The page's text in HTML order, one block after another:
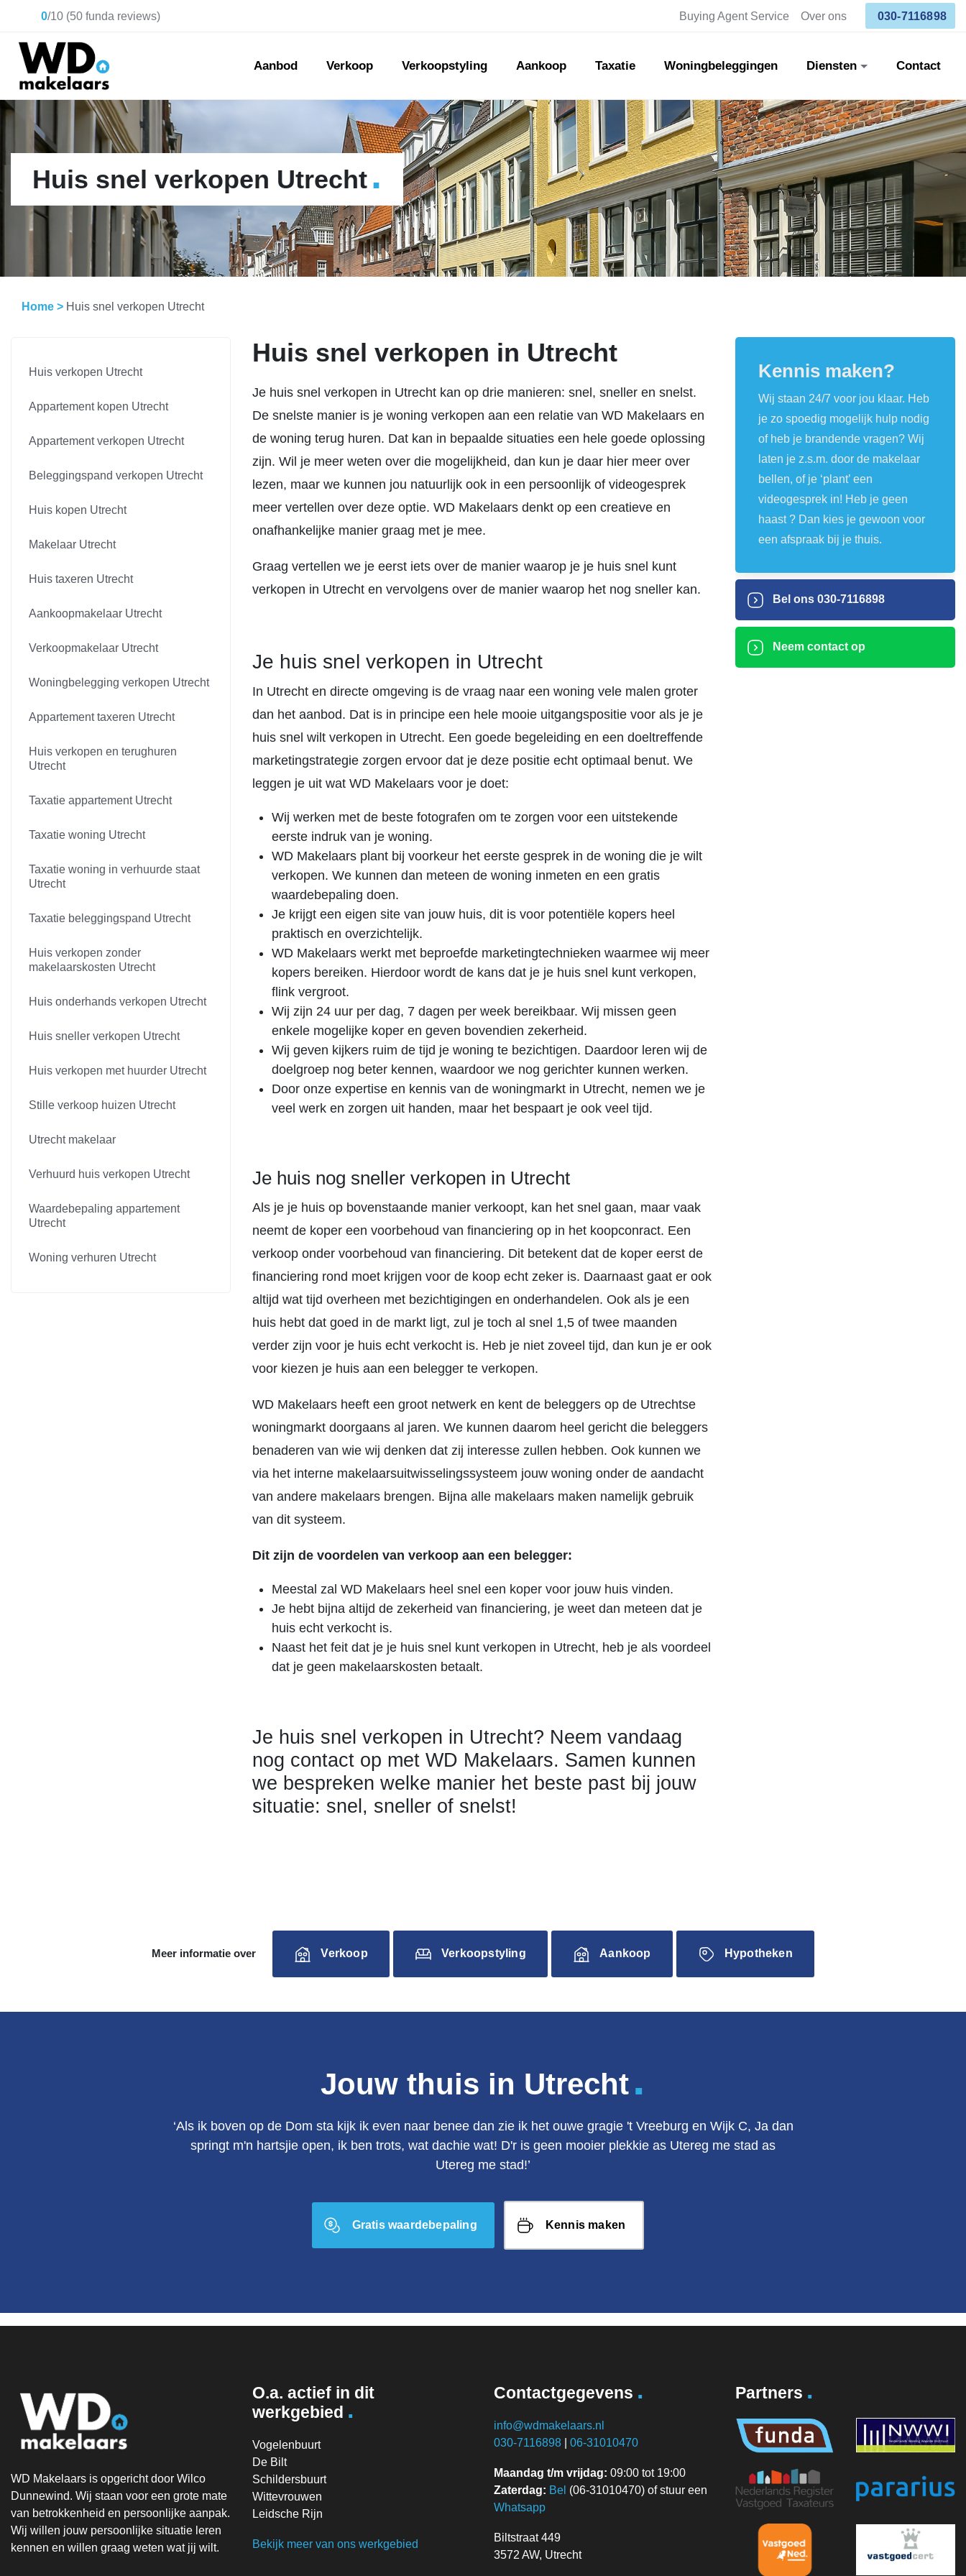
0/10 (50 funda reviews) Buying Agent Service Over ons 030-7116898
Aanbod Verkoop Verkoopstyling Aankoop Taxatie Woningbeleggingen Diensten Contact
Huis snel verkopen Utrecht.
Home > Huis snel verkopen Utrecht
Huis verkopen Utrecht
Appartement kopen Utrecht
Appartement verkopen Utrecht
Beleggingspand verkopen Utrecht
Huis kopen Utrecht
Makelaar Utrecht
Huis taxeren Utrecht
Aankoopmakelaar Utrecht
Verkoopmakelaar Utrecht
Woningbelegging verkopen Utrecht
Appartement taxeren Utrecht
Huis verkopen en terughuren
Utrecht
Taxatie appartement Utrecht
Taxatie woning Utrecht
Taxatie woning in verhuurde staat
Utrecht
Taxatie beleggingspand Utrecht
Huis verkopen zonder
makelaarskosten Utrecht
Huis onderhands verkopen Utrecht
Huis sneller verkopen Utrecht
Huis verkopen met huurder Utrecht
Stille verkoop huizen Utrecht
Utrecht makelaar
Verhuurd huis verkopen Utrecht
Waardebepaling appartement
Utrecht
Woning verhuren Utrecht
Huis snel verkopen in Utrecht
Je huis snel verkopen in Utrecht kan op drie manieren: snel, sneller en snelst.
De snelste manier is je woning verkopen aan een relatie van WD Makelaars en
de woning terug huren. Dat kan in bepaalde situaties een hele goede oplossing
zijn. Wil je meer weten over die mogelijkheid, dan kun je daar hier meer over
lezen, maar we kunnen jou natuurlijk ook in een persoonlijk of videogesprek
meer vertellen over deze optie. WD Makelaars denkt op een creatieve en
onafhankelijke manier graag met je mee.
Graag vertellen we je eerst iets over de manier waarop je je huis snel kunt
verkopen in Utrecht en vervolgens over de manier waarop het nog sneller kan.
Je huis snel verkopen in Utrecht
In Utrecht en directe omgeving is de vraag naar een woning vele malen groter
dan het aanbod. Dat is in principe een hele mooie uitgangspositie voor als je je
huis snel wilt verkopen in Utrecht. Een goede begeleiding en een doeltreffende
marketingstrategie zorgen ervoor dat je deze positie echt optimaal benut. We
leggen je uit wat WD Makelaars voor je doet:
Wij werken met de beste fotografen om te zorgen voor een uitstekende
eerste indruk van je woning.
WD Makelaars plant bij voorkeur het eerste gesprek in de woning die je wilt
verkopen. We kunnen dan meteen de woning inmeten en een gratis
waardebepaling doen.
Je krijgt een eigen site van jouw huis, dit is voor potentiële kopers heel
praktisch en overzichtelijk.
WD Makelaars werkt met beproefde marketingtechnieken waarmee wij meer
kopers bereiken. Hierdoor wordt de kans dat je je huis snel kunt verkopen,
flink vergroot.
Wij zijn 24 uur per dag, 7 dagen per week bereikbaar. Wij missen geen
enkele mogelijke koper en geven bovendien zekerheid.
Wij geven kijkers ruim de tijd je woning te bezichtigen. Daardoor leren wij de
doelgroep nog beter kennen, waardoor we nog gerichter kunnen werken.
Door onze expertise en kennis van de woningmarkt in Utrecht, nemen we je
veel werk en zorgen uit handen, maar het bespaart je ook veel tijd.
Je huis nog sneller verkopen in Utrecht
Als je je huis op bovenstaande manier verkoopt, kan het snel gaan, maar vaak
neemt de koper een voorbehoud van financiering op in het koopconract. Een
verkoop onder voorbehoud van financiering. Dit betekent dat de koper eerst de
financiering rond moet krijgen voor de koop echt zeker is. Daarnaast gaat er ook
altijd wat tijd overheen met bezichtigingen en onderhandelen. Ook als je een
huis hebt dat goed in de markt ligt, zul je toch al snel 1,5 of twee maanden
verder zijn voor je huis echt verkocht is. Heb je niet zoveel tijd, dan kun je er ook
voor kiezen je huis aan een belegger te verkopen.
WD Makelaars heeft een groot netwerk en kent de beleggers op de Utrechtse
woningmarkt doorgaans al jaren. We kunnen daarom heel gericht die beleggers
benaderen van wie wij denken dat zij interesse zullen hebben. Ook kunnen we
via het interne makelaarsuitwisselingssysteem jouw woning onder de aandacht
van andere makelaars brengen. Bijna alle makelaars maken namelijk gebruik
van dit systeem.
Dit zijn de voordelen van verkoop aan een belegger:
Meestal zal WD Makelaars heel snel een koper voor jouw huis vinden.
Je hebt bijna altijd de zekerheid van financiering, je weet dan meteen dat je
huis echt verkocht is.
Naast het feit dat je je huis snel kunt verkopen in Utrecht, heb je als voordeel
dat je geen makelaarskosten betaalt.
Je huis snel verkopen in Utrecht? Neem vandaag
nog contact op met WD Makelaars. Samen kunnen
we bespreken welke manier het beste past bij jouw
situatie: snel, sneller of snelst!
Kennis maken?
Wij staan 24/7 voor jou klaar. Heb
je zo spoedig mogelijk hulp nodig
of heb je brandende vragen? Wij
laten je z.s.m. door de makelaar
bellen, of je ‘plant’ een
videogesprek in! Heb je geen
haast ? Dan kies je gewoon voor
een afspraak bij je thuis.
Bel ons 030-7116898
Neem contact op
Meer informatie over Verkoop Verkoopstyling Aankoop Hypotheken
Jouw thuis in Utrecht.
‘Als ik boven op de Dom sta kijk ik even naar benee dan zie ik het ouwe gragie 't Vreeburg en Wijk C, Ja dan
springt m'n hartsjie open, ik ben trots, wat dachie wat! D'r is geen mooier plekkie as Utereg me stad as
Utereg me stad!’
Gratis waardebepaling Kennis maken
WD Makelaars is opgericht door Wilco
Dunnewind. Wij staan voor een grote mate
van betrokkenheid en persoonlijke aanpak.
Wij willen jouw persoonlijke situatie leren
kennen en willen graag weten wat jij wilt.
O.a. actief in dit
werkgebied .
Vogelenbuurt
De Bilt
Schildersbuurt
Wittevrouwen
Leidsche Rijn
Bekijk meer van ons werkgebied
Contactgegevens .
info@wdmakelaars.nl
030-7116898
06-31010470
Maandag t/m vrijdag: 09:00 tot 19:00
Zaterdag: Bel (06-31010470) of stuur een
Whatsapp
Biltstraat 449
3572 AW, Utrecht
Partners .